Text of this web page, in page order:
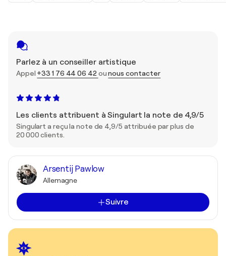
Parlez à un conseiller artistique
Appel +33 1 76 44 06 42 ounous contacter
Les clients attribuent à Singulart la note de 4,9/5
Singulart a reçu la note de 4,9/5 attribuée par plus de
20 000 clients.
Arsentij Pawlow
Allemagne
Suivre